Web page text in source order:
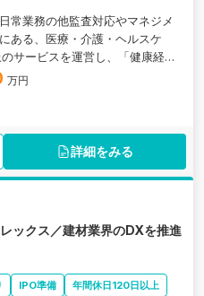
常業務の他監査対応やマネジメ
ある、医療・介護・ヘルスケ
サービスを運営し、「健康経営
イム上場企業の求人です。
万円
詳細をみる
ックス／建材業界のDXを推進
IPO準備
年間休日120日以上